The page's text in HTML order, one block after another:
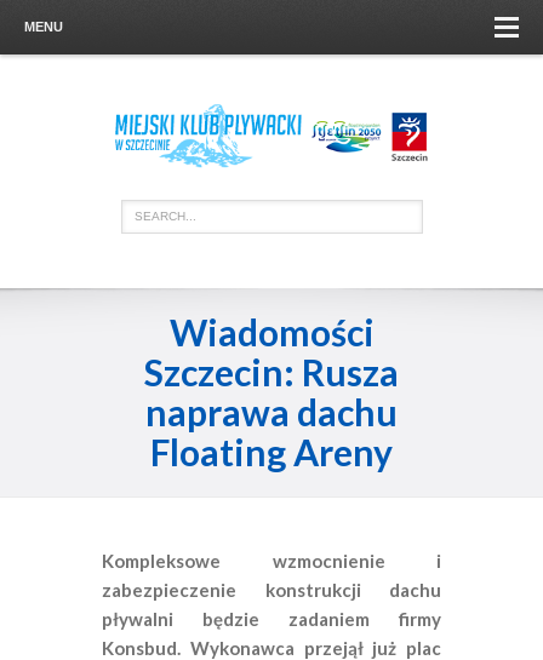
MENU
Wiadomości
Szczecin: Rusza
naprawa dachu
Floating Areny
Kompleksowe wzmocnienie i
zabezpieczenie konstrukcji dachu
pływalni będzie zadaniem firmy
Konsbud. Wykonawca przejął już plac